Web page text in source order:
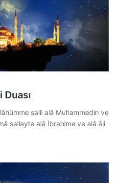
salli alâ Muhammedin ve
salleyte alâ İbrahime ve alâ âli